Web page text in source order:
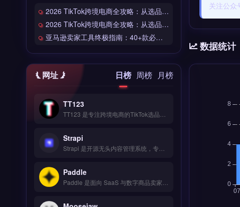
关注公众
数据统计
2026 TikTok跨境电商全攻略：从选品到爆单的完整工具链
2026 TikTok跨境电商全攻略：从选品到爆单的完整工具链
亚马逊卖家工具终极指南：40+款必备工具全链路解析
网址 日榜 周榜 月榜
TT123
Strapi
Paddle